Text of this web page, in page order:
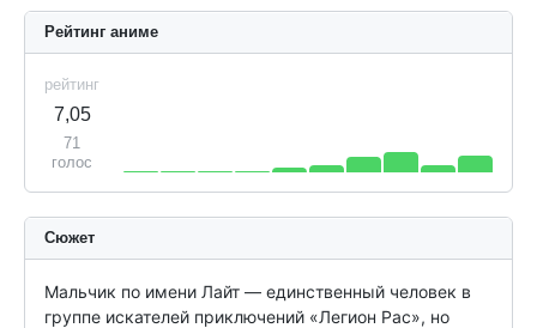
Рейтинг аниме
рейтинг
7,05
71
голос
Сюжет
Мальчик по имени Лайт — единственный человек в
группе искателей приключений «Легион Рас», но